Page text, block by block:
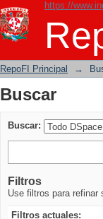
https://
Buscar
RepoFI Principal →
Buscar
Buscar:
Filtros
Use filtros para refinar
Filtros actuales: